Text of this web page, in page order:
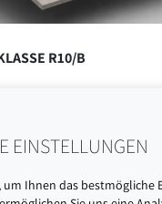
R10/B
EINSTELLUNGEN
um Ihnen das bestmögliche